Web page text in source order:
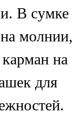
В сумке
на молнии,
карман на
для